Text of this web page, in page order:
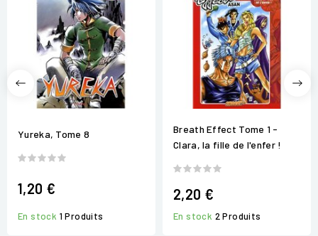
Yureka, Tome 8
1,20 €
En stock 1 Produits
Breath Effect Tome 1 -
Clara, la fille de l'enfer !
2,20 €
En stock 2 Produits